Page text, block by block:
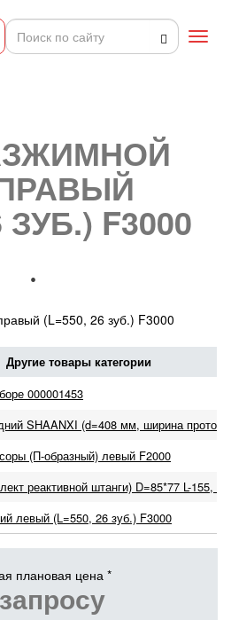
ЗУБ.) F3000
(L=550, 26 зуб.) F3000
Другие товары категории
000001453
SHAANXI (d=408 мм, ширина
(П-образный) левый F2000
реактивной штанги) D=85*77 L-155,
левый (L=550, 26 зуб.) F3000
плановая цена *